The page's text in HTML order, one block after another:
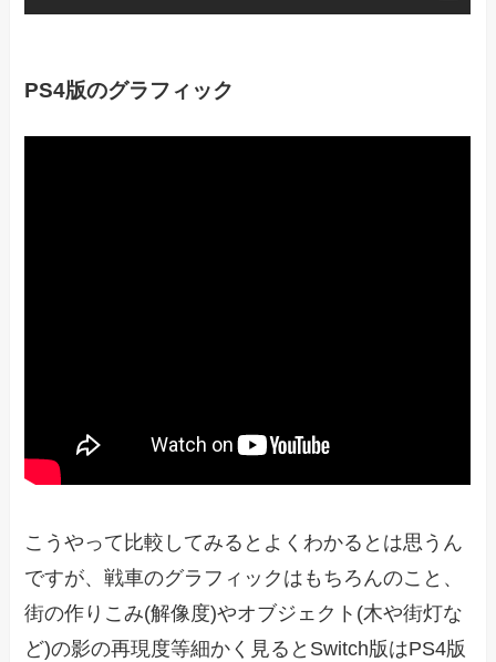
PS4版のグラフィック
こうやって比較してみるとよくわかるとは思うん
ですが、戦車のグラフィックはもちろんのこと、
街の作りこみ(解像度)やオブジェクト(木や街灯な
ど)の影の再現度等細かく見るとSwitch版はPS4版